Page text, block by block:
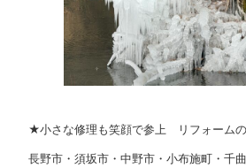
★小さな修理も笑顔で参上 リフォーム
長野市・須坂市・中野市・小布施町・千